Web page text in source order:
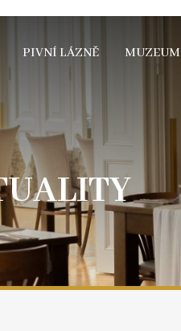
PIVNÍ LÁZNĚ MUZEUM